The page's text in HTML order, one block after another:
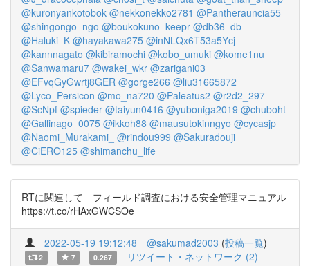
@kuronyankotobok @nekkonekko2781 @Pantherauncia55
@shingongo_ngo @boukokuno_keepr @db36_db
@Haluki_K @hayakawa275 @inNLQx6T53a5Ycj
@kannnagato @kibiramochi @kobo_umuki @kome1nu
@Sanwamaru7 @wakei_wkr @zarigani03
@EFvqGyGwrtj8GER @gorge266 @liu31665872
@Lyco_Persicon @mo_na720 @Paleatus2 @r2d2_297
@ScNpf @spieder @taiyun0416 @yuboniga2019 @chuboht
@Gallinago_0075 @ikkoh88 @mausutokinngyo @cycasjp
@Naomi_Murakami_ @rindou999 @Sakuradouji
@CiERO125 @shimanchu_life
RTに関連して フィールド調査における安全管理マニュアル
https://t.co/rHAxGWCSOe
2022-05-19 19:12:48 @sakumad2003 (投稿一覧)
2 7 0.267 リツイート・ネットワーク (2)